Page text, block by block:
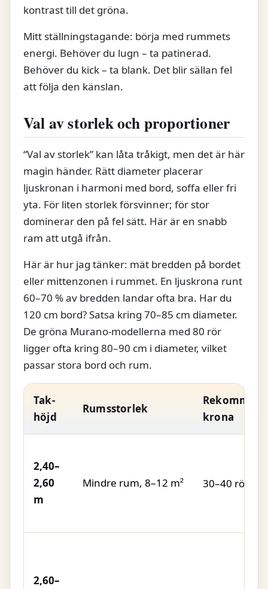
kontrast till det gröna.
Mitt ställningstagande: börja med rummets
energi. Behöver du lugn – ta patinerad.
Behöver du kick – ta blank. Det blir sällan fel
att följa den känslan.
Val av storlek och proportioner
“Val av storlek” kan låta tråkigt, men det är här
magin händer. Rätt diameter placerar
ljuskronan i harmoni med bord, soffa eller fri
yta. För liten storlek försvinner; för stor
dominerar den på fel sätt. Här är en snabb
ram att utgå ifrån.
Här är hur jag tänker: mät bredden på bordet
eller mittenzonen i rummet. En ljuskrona runt
60–70 % av bredden landar ofta bra. Har du
120 cm bord? Satsa kring 70–85 cm diameter.
De gröna Murano-modellerna med 80 rör
ligger ofta kring 80–90 cm i diameter, vilket
passar stora bord och rum.
Tak­
höjd
Rumsstorlek
krona
2,40–
2,60
m
Mindre rum, 8–12 m² 30–40 rör
2,60–